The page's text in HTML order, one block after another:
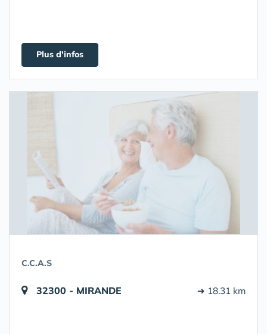
Plus d'infos
C.C.A.S
32300 - MIRANDE ➔ 18.31 km